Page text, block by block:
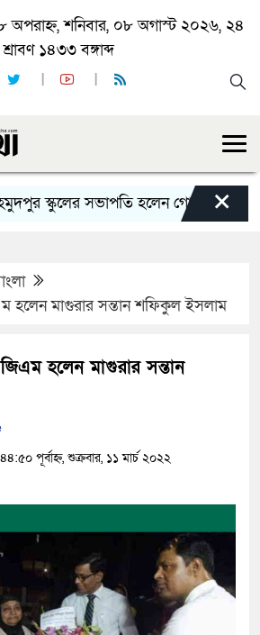
অপরাহ্ন, শনিবার, ০৮ অগাস্ট ২০২৬, ২৪
শ্রাবণ ১৪৩৩ বঙ্গাব্দ
স্কুলের সভাপতি হলেন গোবিন্দ কির্ত্তনীয়া
×
হলেন মাগুরার সন্তান শফিকুল ইসলাম
হলেন মাগুরার সন্তান
পূর্বাহ্ন, শুক্রবার, ১১ মার্চ ২০২২